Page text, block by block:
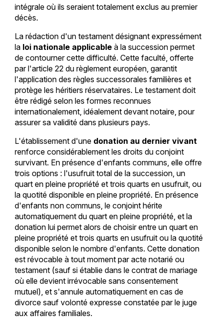
intégrale où ils seraient totalement exclus au premier
décès.
La rédaction d'un testament désignant expressément
la loi nationale applicableà la succession permet
de contourner cette difficulté. Cette faculté, offerte
par l'article 22 du règlement européen, garantit
l'application des règles successorales familières et
protège les héritiers réservataires. Le testament doit
être rédigé selon les formes reconnues
internationalement, idéalement devant notaire, pour
assurer sa validité dans plusieurs pays.
L'établissement d'une donation au dernier vivant
renforce considérablement les droits du conjoint
survivant. En présence d'enfants communs, elle offre
trois options : l'usufruit total de la succession, un
quart en pleine propriété et trois quarts en usufruit, ou
la quotité disponible en pleine propriété. En présence
d'enfants non communs, le conjoint hérite
automatiquement du quart en pleine propriété, et la
donation lui permet alors de choisir entre un quart en
pleine propriété et trois quarts en usufruit ou la quotité
disponible selon le nombre d'enfants. Cette donation
est révocable à tout moment par acte notarié ou
testament (sauf si établie dans le contrat de mariage
où elle devient irrévocable sans consentement
mutuel), et s'annule automatiquement en cas de
divorce sauf volonté expresse constatée par le juge
aux affaires familiales.